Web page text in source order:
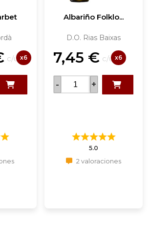
c/u x6
Albariño Folklo...
D.O. Rias Baixas
7,45 € c/u x6
- +
5.0
2 valoraciones